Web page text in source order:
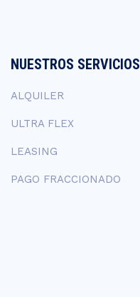
NUESTROS SERVICIOS
ALQUILER
ULTRA FLEX
LEASING
PAGO FRACCIONADO